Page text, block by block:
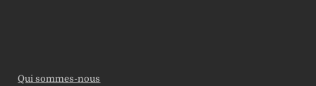
Qui sommes-nous